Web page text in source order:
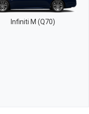
Infiniti M (Q70)